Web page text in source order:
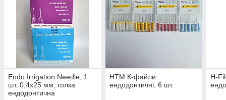
Endo Irrigation Needle, 1
шт. 0,4х25 мм, голка
ендодонтична
НТМ К-файли
ендодонтичні, 6 шт.
H-